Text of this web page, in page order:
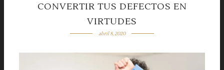
CONVERTIR TUS DEFECTOS EN
VIRTUDES
abril 8, 2020